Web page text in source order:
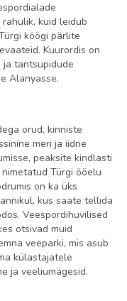
kuid leidub
köögi pärlite
Kuurordis on
ja tantsupidude
Alanyasse.
orud, kinniste
meri ja iidne
peaksite kindlasti
Türgi ööelu
on ka üks
kus saate tellida
Veespordihuvilised
otsivad muid
veeparki, mis asub
külastajatele
ja veeliumägesid.